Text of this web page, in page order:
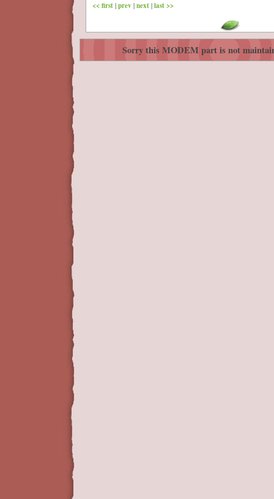
<< first | prev | next | last >>
Sorry this MODEM part is not